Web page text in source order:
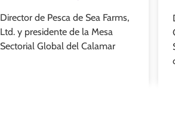
Director de Pesca de Sea Farms,
Ltd. y presidente de la Mesa
Sectorial Global del Calamar